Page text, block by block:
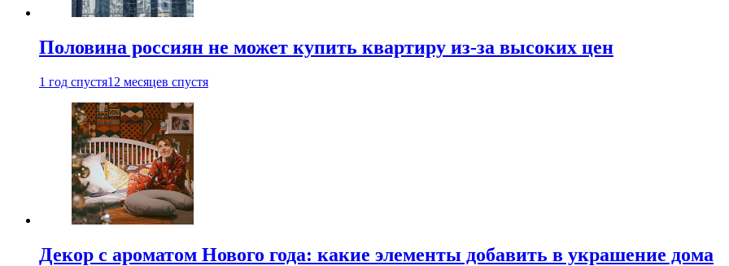
Половина россиян не может купить квартиру из-за высоких цен
1 год спустя12 месяцев спустя
Декор с ароматом Нового года: какие элементы добавить в украшение дома